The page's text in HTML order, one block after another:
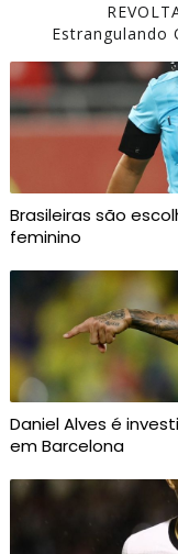
Estrangulando
Brasileiras são
feminino
Daniel Alves é
em Barcelona